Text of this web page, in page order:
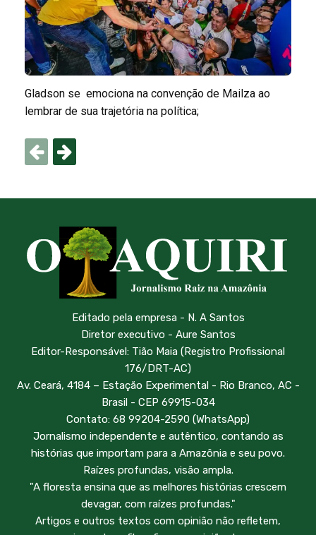
Gladson se emociona na convenção de Mailza ao
lembrar de sua trajetória na política;
Editado pela empresa - N. A Santos
Diretor executivo - Aure Santos
Editor-Responsável: Tião Maia (Registro Profissional
176/DRT-AC)
Av. Ceará, 4184 – Estação Experimental - Rio Branco, AC -
Brasil - CEP 69915-034
Contato: 68 99204-2590 (WhatsApp)
Jornalismo independente e autêntico, contando as
histórias que importam para a Amazônia e seu povo.
Raízes profundas, visão ampla.
"A floresta ensina que as melhores histórias crescem
devagar, com raízes profundas."
Artigos e outros textos com opinião não refletem,